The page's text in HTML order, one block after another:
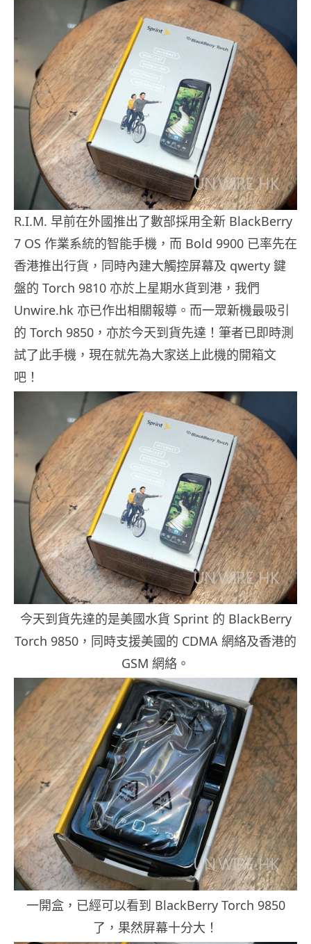
R.I.M. 早前在外國推出了數部採用全新 BlackBerry
7 OS 作業系統的智能手機，而 Bold 9900 已率先在
香港推出行貨，同時內建大觸控屏幕及 qwerty 鍵
盤的 Torch 9810 亦於上星期水貨到港，我們
Unwire.hk 亦已作出相關報導。而一眾新機最吸引
的 Torch 9850，亦於今天到貨先達！筆者已即時測
試了此手機，現在就先為大家送上此機的開箱文
吧！
今天到貨先達的是美國水貨 Sprint 的 BlackBerry
Torch 9850，同時支援美國的 CDMA 網絡及香港的
GSM 網絡。
一開盒，已經可以看到 BlackBerry Torch 9850
了，果然屏幕十分大！